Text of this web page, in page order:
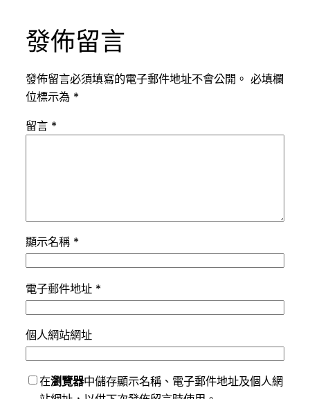
發佈留言
發佈留言必須填寫的電子郵件地址不會公開。 必填欄
位標示為 *
留言 *
顯示名稱 *
電子郵件地址 *
個人網站網址
在瀏覽器中儲存顯示名稱、電子郵件地址及個人網